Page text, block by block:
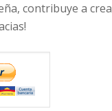
contribuye a